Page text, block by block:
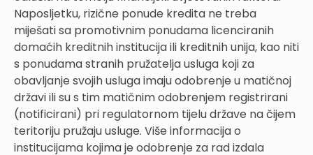
Naposljetku, rizične ponude kredita ne treba
miješati sa promotivnim ponudama licenciranih
domaćih kreditnih institucija ili kreditnih unija, kao niti
s ponudama stranih pružatelja usluga koji za
obavljanje svojih usluga imaju odobrenje u matičnoj
državi ili su s tim matičnim odobrenjem registrirani
(notificirani) pri regulatornom tijelu države na čijem
teritoriju pružaju usluge. Više informacija o
institucijama kojima je odobrenje za rad izdala